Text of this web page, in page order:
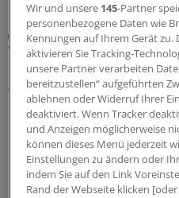
Kleine Studie
Triple-negativer
Krebsvakzine
Triple-negativer Brustkrebs
behandeln und birgt ein
deutsches Forscherteam
personalisierten mRNA-
27.07.2026
Wir und unsere 145-Partner
personenbezogene Daten wie
Kennungen auf Ihrem Gerät
aktivieren Sie Tracking-
unsere Partner verarbeiten
bereitzustellen“ aufgeführten
ablehnen oder Widerruf Ihrer
deaktiviert. Wenn Tracker
und Anzeigen möglicherweise
können dieses Menü jederzeit
Einstellungen zu ändern oder
indem Sie auf den Link
Rand der Webseite klicken